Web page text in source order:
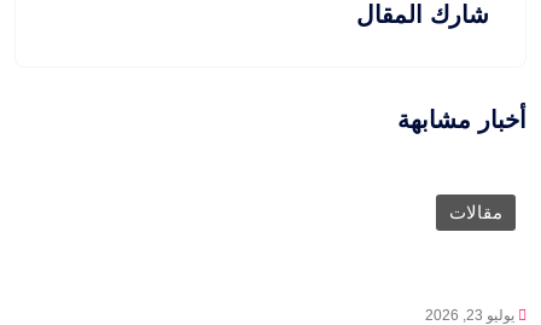
شارك المقال
أخبار مشابهة
مقالات
يوليو 23, 2026